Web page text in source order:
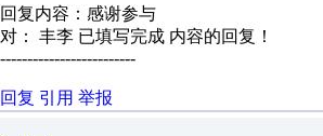
回复内容：感谢参与
对： 丰李 已填写完成 内容的回复！
-------------------------
回复 引用 举报